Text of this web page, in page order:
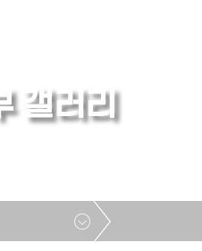
갤러리